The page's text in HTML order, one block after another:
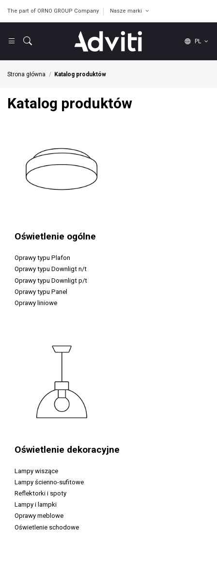
The part of ORNO GROUP Company Nasze marki
PL
Strona główna Katalog produktów
Katalog produktów
Oświetlenie ogólne
Oprawy typu Plafon
Oprawy typu Downligt n/t
Oprawy typu Downligt p/t
Oprawy typu Panel
Oprawy liniowe
Oświetlenie dekoracyjne
Lampy wiszące
Lampy ścienno-sufitowe
Reflektorki i spoty
Lampy i lampki
Oprawy meblowe
Oświetlenie schodowe